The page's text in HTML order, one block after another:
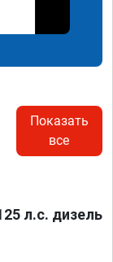
Показать
все
л.с. дизель